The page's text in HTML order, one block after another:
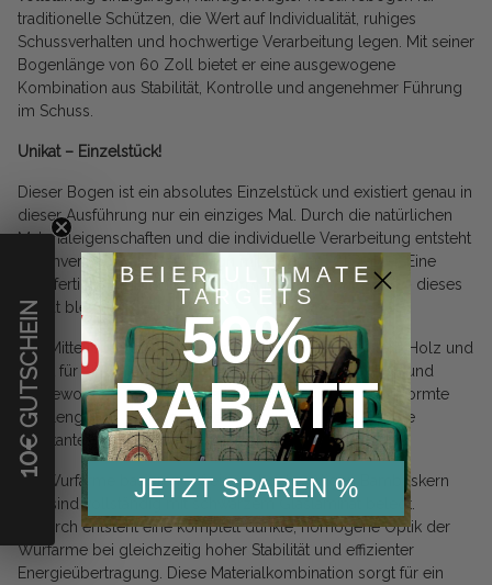
traditionelle Schützen, die Wert auf Individualität, ruhiges
Schussverhalten und hochwertige Verarbeitung legen. Mit seiner
Bogenlänge von 60 Zoll bietet er eine ausgewogene
Kombination aus Stabilität, Kontrolle und angenehmer Führung
im Schuss.
Unikat – Einzelstück!
Dieser Bogen ist ein absolutes Einzelstück und existiert genau in
dieser Ausführung nur ein einziges Mal. Durch die natürlichen
Materialeigenschaften und die individuelle Verarbeitung entsteht
ein unverwechselbares Design mit eigenem Charakter. Eine
Nachfertigung in identischer Form ist ausgeschlossen – dieses
Unikat bleibt einmalig.
Das Mittelteil besteht aus massivem, dunkel gefärbtem Holz und
sorgt für eine ruhige, elegante Optik sowie ein stabiles und
ausgewogenes Schussverhalten. Der ergonomisch geformte
Pistolengriff liegt sicher in der Hand und unterstützt eine
konstante und saubere Schusstechnik.
Die Wurfarme basieren auf einem hochwertigen Bambuskern
und sind vollständig mit schwarzem Glaslaminat belegt.
Dadurch entsteht eine komplett dunkle, homogene Optik der
Wurfarme bei gleichzeitig hoher Stabilität und effizienter
Energieübertragung. Diese Materialkombination sorgt für ein
10
€ GUTSCHEIN
BEIER ULTIMATE
TARGETS
50%
RABATT
JETZT SPAREN %